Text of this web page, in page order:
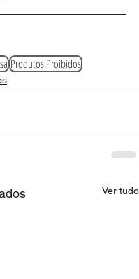
Produtos Proibidos
Ver tudo